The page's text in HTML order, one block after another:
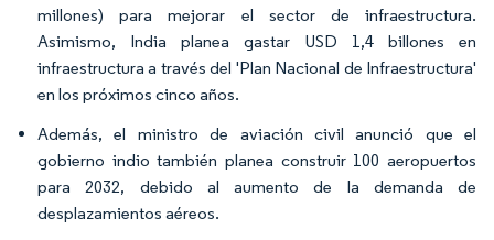
millones) para mejorar el sector de infraestructura.
Asimismo, India planea gastar USD 1,4 billones en
infraestructura a través del 'Plan Nacional de Infraestructura'
en los próximos cinco años.
Además, el ministro de aviación civil anunció que el
gobierno indio también planea construir 100 aeropuertos
para 2032, debido al aumento de la demanda de
desplazamientos aéreos.